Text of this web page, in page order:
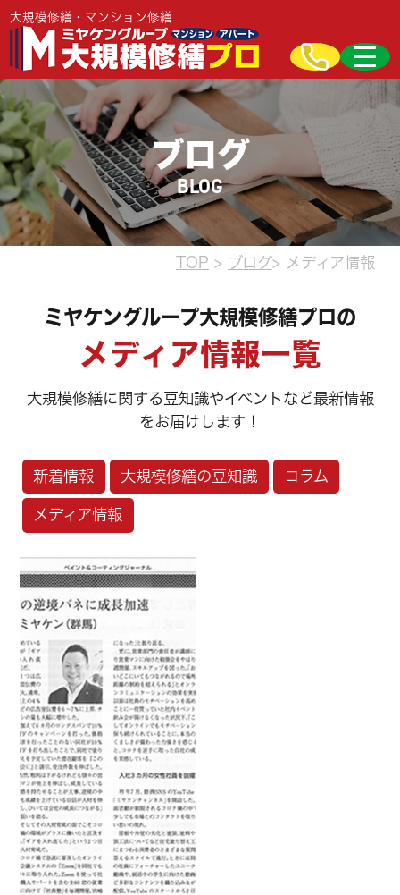
大規模修繕・マンション修繕
ブログ
BLOG
TOP > ブログ> メディア情報
ミヤケングループ大規模修繕プロの
メディア情報一覧
大規模修繕に関する豆知識やイベントなど最新情報
をお届けします！
新着情報 大規模修繕の豆知識 コラム
メディア情報